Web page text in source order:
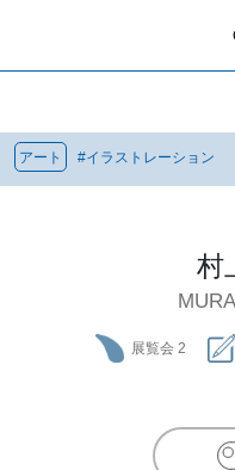
アート #イラストレーション
村
展覧会 2